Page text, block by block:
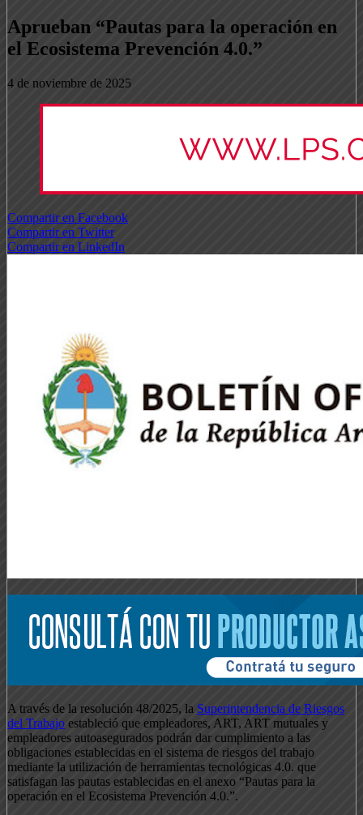
Aprueban “Pautas para la operación en
el Ecosistema Prevención 4.0.”
4 de noviembre de 2025
Compartir en Facebook
Compartir en Twitter
Compartir en LinkedIn
A través de la resolución 48/2025, la Superintendencia de Riesgos
del Trabajo estableció que empleadores, ART, ART mutuales y
empleadores autoasegurados podrán dar cumplimiento a las
obligaciones establecidas en el sistema de riesgos del trabajo
mediante la utilización de herramientas tecnológicas 4.0. que
satisfagan las pautas establecidas en el anexo “Pautas para la
operación en el Ecosistema Prevención 4.0.”.